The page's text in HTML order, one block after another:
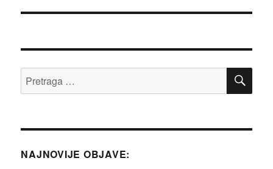
Pretraga
za:
NAJNOVIJE OBJAVE: